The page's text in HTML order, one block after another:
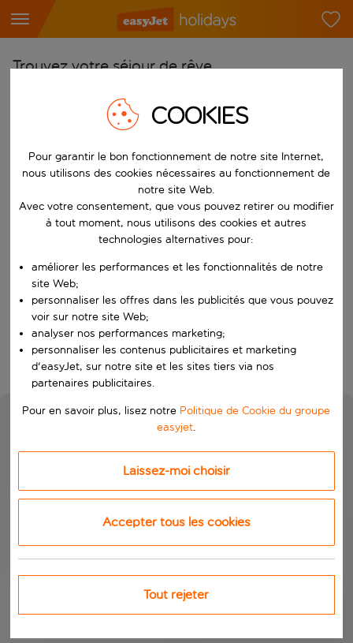
Trouvez votre séjour de rêve
Commencez à taper pour la saisie automatique. Lorsque les
Choisissez votre aéroport
Commencez à taper pour la saisie automatique. Lorsque les
Choisissez votre destination
Vers
Choisissez vos dates
Quand
Qui
Rechercher
COOKIES
Pour garantir le bon fonctionnement de notre site Internet,
nous utilisons des cookies nécessaires au fonctionnement de
notre site Web.
Avec votre consentement, que vous pouvez retirer ou modifier
à tout moment, nous utilisons des cookies et autres
technologies alternatives pour:
améliorer les performances et les fonctionnalités de notre
site Web;
personnaliser les offres dans les publicités que vous pouvez
voir sur notre site Web;
analyser nos performances marketing;
personnaliser les contenus publicitaires et marketing
d'easyJet, sur notre site et les sites tiers via nos
partenaires publicitaires.
Pour en savoir plus, lisez notre Politique de Cookie du groupe
easyjet.
Laissez-moi choisir
Accepter tous les cookies
Tout rejeter